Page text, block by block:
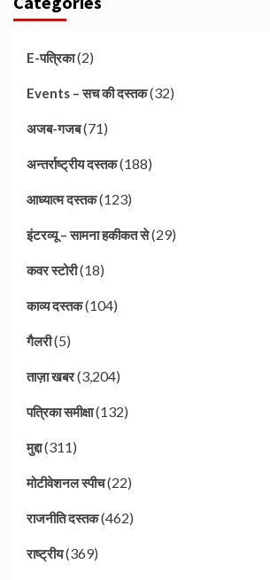
E-पत्रिका(2)
Events – सच की दस्तक(32)
अजब-गजब(71)
अन्तर्राष्ट्रीय दस्तक(188)
आध्यात्म दस्तक(123)
इंटरव्यू – सामना हकीकत से(29)
कवर स्टोरी(18)
काव्य दस्तक(104)
गैलरी(5)
ताज़ा खबर(3,204)
पत्रिका समीक्षा(132)
मुद्दा(311)
मोटीवेशनल स्पीच(22)
राजनीति दस्तक(462)
राष्ट्रीय(369)